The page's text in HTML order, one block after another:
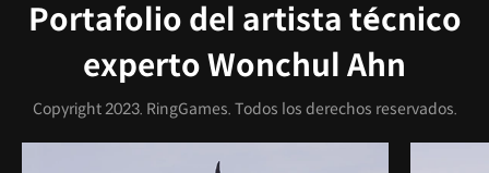
Portafolio del artista técnico
experto Wonchul Ahn
Copyright 2023. RingGames. Todos los derechos reservados.